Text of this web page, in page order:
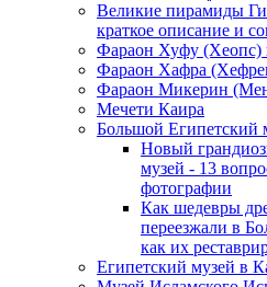
Великие пирамиды
краткое описание и
Фараон Хуфу (Хеопс)
Фараон Хафра
Фараон Микерин
Мечети Каира
Большой Египетский
Новый
музей - 13
фотографии
Как шедевры
переезжали в
как их
Египетский музей в